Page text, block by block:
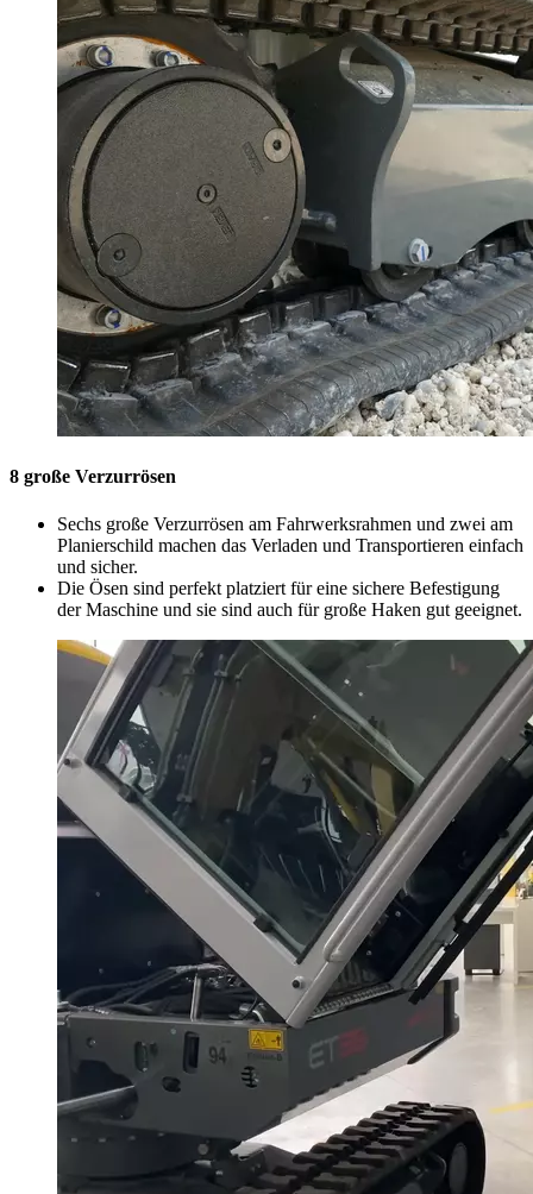
8 große Verzurrösen
Sechs große Verzurrösen am Fahrwerksrahmen und zwei am
Planierschild machen das Verladen und Transportieren einfach
und sicher.
Die Ösen sind perfekt platziert für eine sichere Befestigung
der Maschine und sie sind auch für große Haken gut geeignet.